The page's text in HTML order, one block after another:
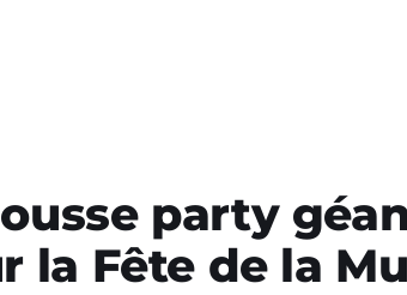
party
la Fête de la